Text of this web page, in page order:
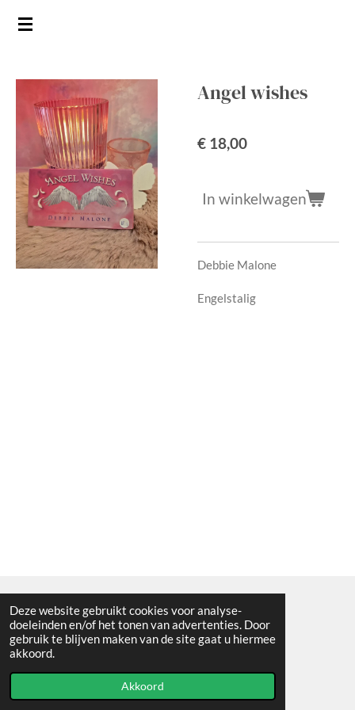
Deze website gebruikt cookies voor analyse-
doeleinden en/of het tonen van advertenties. Door
gebruik te blijven maken van de site gaat u hiermee
akkoord.
Akkoord
Ga
de
hoofdinhoud
Angel wishes
€ 18,00
In winkelwagen
Debbie Malone
Engelstalig
Algemene voorwaarden
© 2021 - RC en mineralenshop Het vlinderpad